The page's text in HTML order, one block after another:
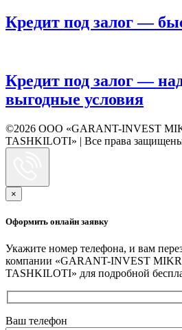
Кредит под залог —
Кредит под залог —
выгодные условия
©2026 ООО «GARANT-INVEST
TASHKILOTI» | Все права
×
Оформить онлайн заявку
Укажите номер телефона, и вам
компании «GARANT-INVEST
TASHKILOTI» для подробной
Ваш телефон